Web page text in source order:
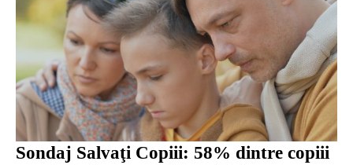
Sondaj Salvaţi Copiii: 58% dintre copiii